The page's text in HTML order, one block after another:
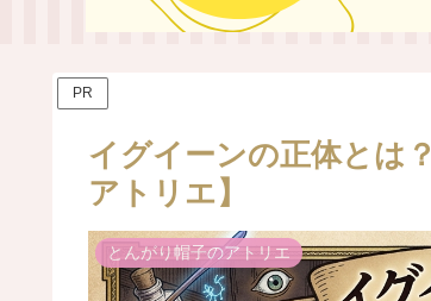
PR
イグイーンの正体とは
アトリエ】
とんがり帽子のアトリエ